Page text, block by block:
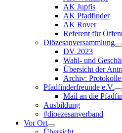
AK Jupfis
AK Pfadfinder
AK Rover
Referent für
Diözesanversammlung
DV 2023
Wahl- und
Übersicht der
Archiv: Protokolle
Pfadfinderfreunde e.V.
Mail an die
Ausbildung
#dioezesanverband
Vor Ort